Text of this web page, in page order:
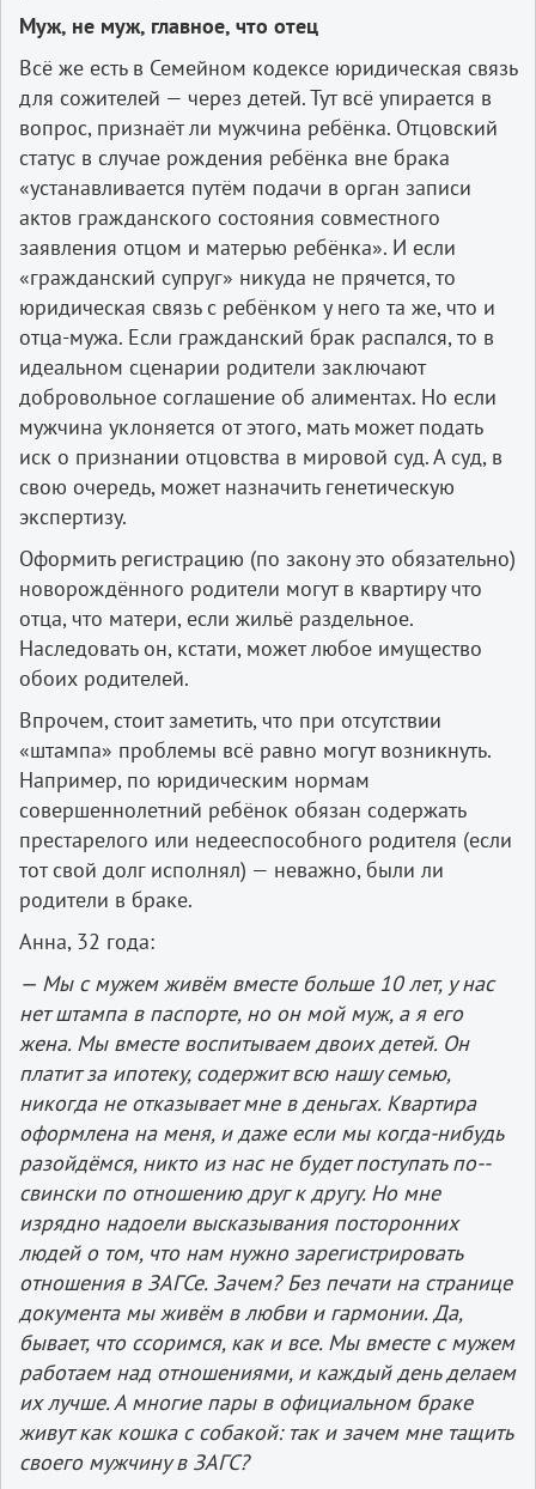
Муж, не муж, главное, что отец
Всё же есть в Семейном кодексе юридическая связь
для сожителей — через детей. Тут всё упирается в
вопрос, признаёт ли мужчина ребёнка. Отцовский
статус в случае рождения ребёнка вне брака
«устанавливается путём подачи в орган записи
актов гражданского состояния совместного
заявления отцом и матерью ребёнка». И если
«гражданский супруг» никуда не прячется, то
юридическая связь с ребёнком у него та же, что и
отца­-мужа. Если гражданский брак распался, то в
идеальном сценарии родители заключают
добровольное соглашение об алиментах. Но если
мужчина уклоняется от этого, мать может подать
иск о признании отцовства в мировой суд. А суд, в
свою очередь, может назначить генетическую
экспертизу.
Оформить регистрацию (по закону это обязательно)
новорождённого родители могут в квартиру что
отца, что матери, если жильё раздельное.
Наследовать он, кстати, может любое имущество
обоих родителей.
Впрочем, стоит заметить, что при отсутствии
«штампа» проблемы всё равно могут возникнуть.
Например, по юридическим нормам
совершеннолетний ребёнок обязан содержать
престарелого или недееспособного родителя (если
тот свой долг исполнял) — неважно, были ли
родители в браке.
Анна, 32 года:
— Мы с мужем живём вместе больше 10 лет, у нас
нет штампа в паспорте, но он мой муж, а я его
жена. Мы вместе воспитываем двоих детей. Он
платит за ипотеку, содержит всю нашу семью,
никогда не отказывает мне в деньгах. Квартира
оформлена на меня, и даже если мы когда­-нибудь
разойдёмся, никто из нас не будет поступать по-­
свински по отношению друг к другу. Но мне
изрядно надоели высказывания посторонних
людей о том, что нам нужно зарегистрировать
отношения в ЗАГСе. Зачем? Без печати на странице
документа мы живём в любви и гармонии. Да,
бывает, что ссоримся, как и все. Мы вместе с мужем
работаем над отношениями, и каждый день делаем
их лучше. А многие пары в официальном браке
живут как кошка с собакой: так и зачем мне тащить
своего мужчину в ЗАГС?